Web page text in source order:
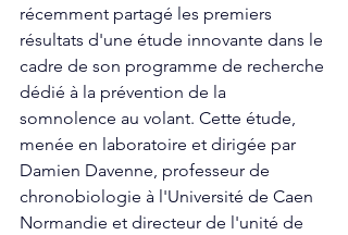
récemment partagé les premiers
résultats d'une étude innovante dans le
cadre de son programme de recherche
dédié à la prévention de la
somnolence au volant. Cette étude,
menée en laboratoire et dirigée par
Damien Davenne, professeur de
chronobiologie à l'Université de Caen
Normandie et directeur de l'unité de